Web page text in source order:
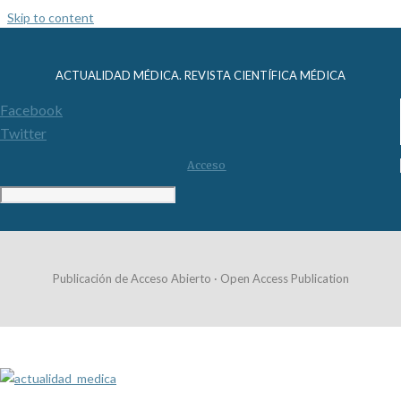
Skip to content
ACTUALIDAD MÉDICA. REVISTA CIENTÍFICA MÉDICA
Facebook
Twitter
Acceso
Publicación de Acceso Abierto · Open Access Publication